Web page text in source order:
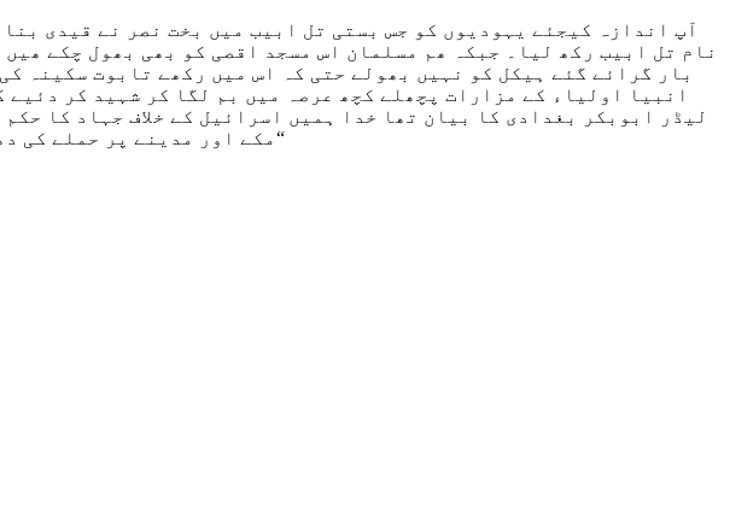
آپ اندازہ کیجئے یہودیوں کو جس بستی تل ابیب میں بخت نصر نے قیدی
نام تل ابیب رکھ لیا۔ جبکہ ھم مسلمان اس مسجد اقصی کو بھی بھول چکے
بار گرائے گئے ہیکل کو نہیں بھولے حتی کہ اس میں رکھے تابوت سکینہ
انبیا اولیاء کے مزارات پچھلے کچھ عرصہ میں بم لگا کر شہید کر
لیڈر ابوبکر بغدادی کا بیان تھا خدا ہمیں اسرائیل کے خلاف جہاد کا
مکے اور مدینے پر حملے کی دھمکیاں دیتے ہیں۔ اور کبھی انتشار پھیلانے کےلئے مسلمان ملکوں میں بم دھماکے کرتے ہیں۔“